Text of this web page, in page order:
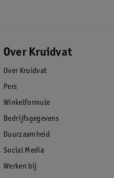
Over Kruidvat
Over Kruidvat
Pers
Winkelformule
Bedrijfsgegevens
Duurzaamheid
Social Media
Werken bij